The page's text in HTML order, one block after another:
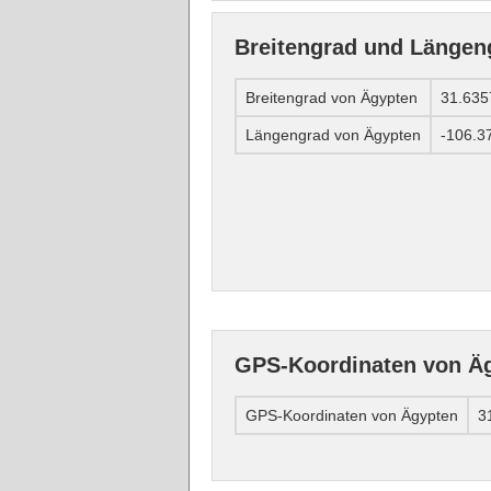
Breitengrad und
Breitengrad von Ägypten
Längengrad von Ägypten -
GPS-Koordinaten von
GPS-Koordinaten von Ägypten